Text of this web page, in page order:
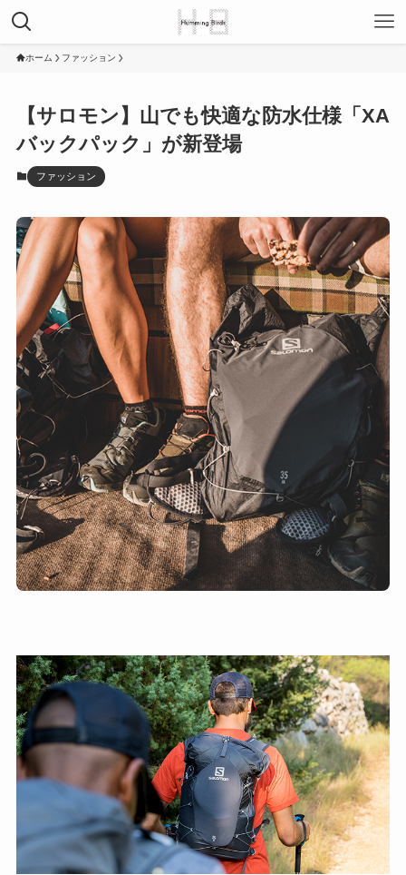
ホーム ファッション
【サロモン】山でも快適な防水仕様「XA
バックパック」が新登場
ファッション